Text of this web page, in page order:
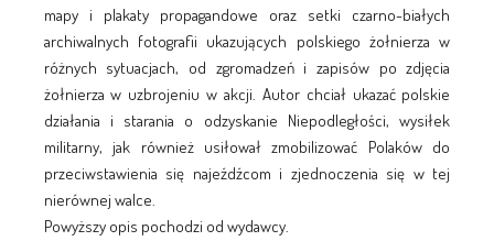
mapy i plakaty propagandowe oraz setki czarno-białych
archiwalnych fotografii ukazujących polskiego żołnierza w
różnych sytuacjach, od zgromadzeń i zapisów po zdjęcia
żołnierza w uzbrojeniu w akcji. Autor chciał ukazać polskie
działania i starania o odzyskanie Niepodległości, wysiłek
militarny, jak również usiłował zmobilizować Polaków do
przeciwstawienia się najeźdźcom i zjednoczenia się w tej
nierównej walce.
Powyższy opis pochodzi od wydawcy.